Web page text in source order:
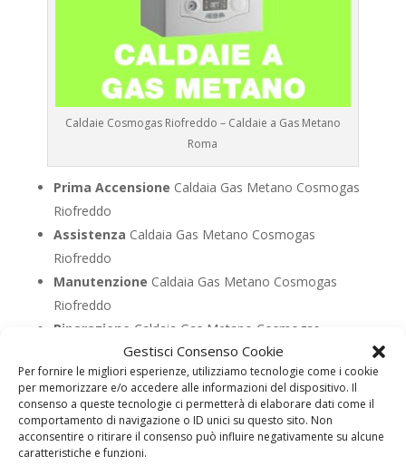
Gestisci Consenso Cookie
Per fornire le migliori esperienze, utilizziamo tecnologie come i cookie
per memorizzare e/o accedere alle informazioni del dispositivo. Il
consenso a queste tecnologie ci permetterà di elaborare dati come il
comportamento di navigazione o ID unici su questo sito. Non
acconsentire o ritirare il consenso può influire negativamente su alcune
caratteristiche e funzioni.
Caldaie Cosmogas Riofreddo – Caldaie a Gas Metano
Roma
Prima Accensione Caldaia Gas Metano Cosmogas
Riofreddo
Assistenza Caldaia Gas Metano Cosmogas
Riofreddo
Manutenzione Caldaia Gas Metano Cosmogas
Riofreddo
Riparazione Caldaia Gas Metano Cosmogas
Pronto InterventoCaldaia Gas Metano Cosmogas
Riofreddo
SostituzioneCaldaia Gas Metano Cosmogas
Riofreddo